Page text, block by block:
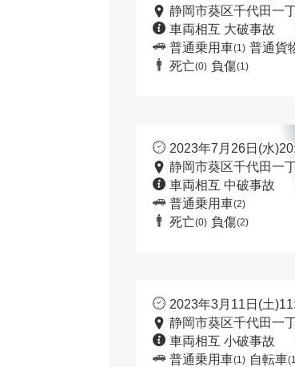
静岡市葵区千代田一
車両相互 大破事故
普通乗用車(1) 普通貨
死亡(0) 負傷(1)
2023年7月26日(水
静岡市葵区千代田一
車両相互 中破事故
普通乗用車(2)
死亡(0) 負傷(2)
2023年3月11日(土
静岡市葵区千代田一
車両相互 小破事故
普通乗用車(1) 自転車